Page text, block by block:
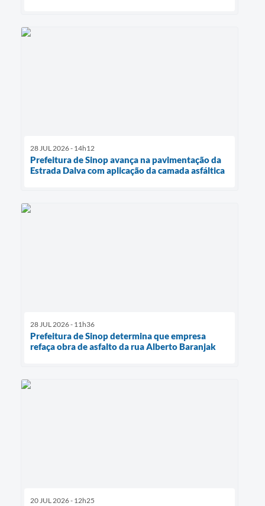
28 JUL 2026 - 14h12
Prefeitura de Sinop avança na pavimentação da
Estrada Dalva com aplicação da camada asfáltica
28 JUL 2026 - 11h36
Prefeitura de Sinop determina que empresa
refaça obra de asfalto da rua Alberto Baranjak
20 JUL 2026 - 12h25